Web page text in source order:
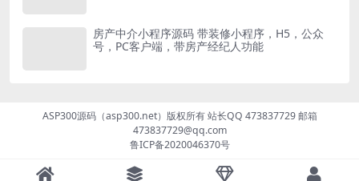
房产中介小程序源码 带装修小程序，H5，公众
号，PC客户端，带房产经纪人功能
ASP300源码（asp300.net）版权所有 站长QQ 473837729 邮箱
473837729@qq.com
鲁ICP备2020046370号